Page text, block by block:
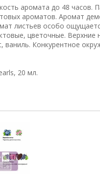
аромата до 48 часов.
ароматов. Аромат
листьев особо
цветочные. Верхние
Конкурентное
20 мл.